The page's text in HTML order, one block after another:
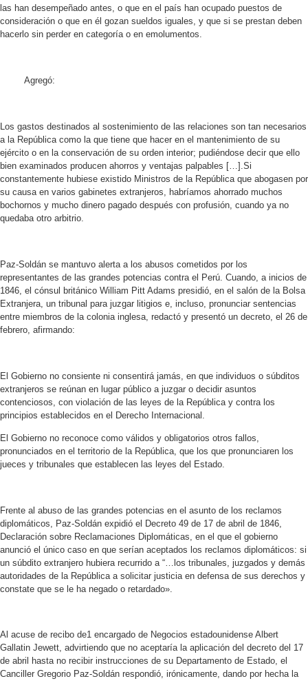
las han desempeñado antes, o que en el país han ocupado puestos de
consideración o que en él gozan sueldos iguales, y que si se prestan deben
hacerlo sin perder en categoría o en emolumentos.
Agregó:
Los gastos destinados al sostenimiento de las relaciones son tan necesarios
a la República como la que tiene que hacer en el mantenimiento de su
ejército o en la conservación de su orden interior; pudiéndose decir que ello
bien examinados producen ahorros y ventajas palpables […].Si
constantemente hubiese existido Ministros de la República que abogasen por
su causa en varios gabinetes extranjeros, habríamos ahorrado muchos
bochornos y mucho dinero pagado después con profusión, cuando ya no
quedaba otro arbitrio.
Paz-Soldán se mantuvo alerta a los abusos cometidos por los
representantes de las grandes potencias contra el Perú. Cuando, a inicios de
1846, el cónsul británico William Pitt Adams presidió, en el salón de la Bolsa
Extranjera, un tribunal para juzgar litigios e, incluso, pronunciar sentencias
entre miembros de la colonia inglesa, redactó y presentó un decreto, el 26 de
febrero, afirmando:
El Gobierno no consiente ni consentirá jamás, en que individuos o súbditos
extranjeros se reúnan en lugar público a juzgar o decidir asuntos
contenciosos, con violación de las leyes de la República y contra los
principios establecidos en el Derecho Internacional.
El Gobierno no reconoce como válidos y obligatorios otros fallos,
pronunciados en el territorio de la República, que los que pronunciaren los
jueces y tribunales que establecen las leyes del Estado.
Frente al abuso de las grandes potencias en el asunto de los reclamos
diplomáticos, Paz-Soldán expidió el Decreto 49 de 17 de abril de 1846,
Declaración sobre Reclamaciones Diplomáticas, en el que el gobierno
anunció el único caso en que serían aceptados los reclamos diplomáticos: si
un súbdito extranjero hubiera recurrido a “…los tribunales, juzgados y demás
autoridades de la República a solicitar justicia en defensa de sus derechos y
constate que se le ha negado o retardado».
Al acuse de recibo de1 encargado de Negocios estadounidense Albert
Gallatin Jewett, advirtiendo que no aceptaría la aplicación del decreto del 17
de abril hasta no recibir instrucciones de su Departamento de Estado, el
Canciller Gregorio Paz-Soldán respondió, irónicamente, dando por hecha la